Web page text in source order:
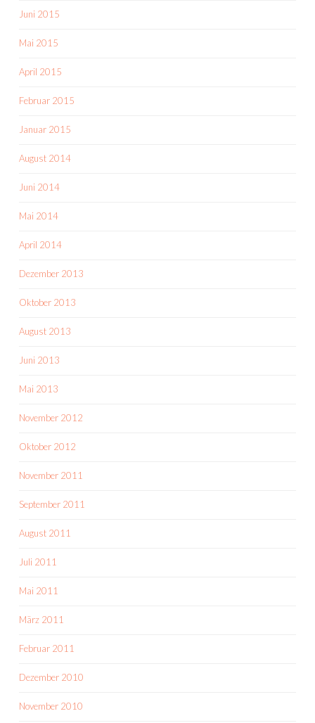
Juni 2015
Mai 2015
April 2015
Februar 2015
Januar 2015
August 2014
Juni 2014
Mai 2014
April 2014
Dezember 2013
Oktober 2013
August 2013
Juni 2013
Mai 2013
November 2012
Oktober 2012
November 2011
September 2011
August 2011
Juli 2011
Mai 2011
März 2011
Februar 2011
Dezember 2010
November 2010